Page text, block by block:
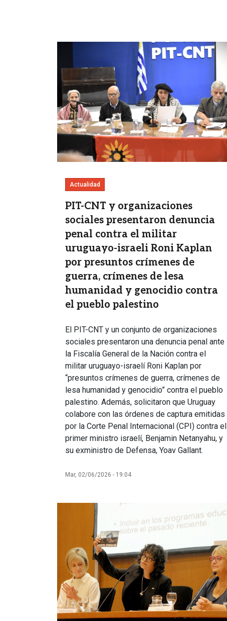
Actualidad
PIT-CNT y organizaciones
sociales presentaron denuncia
penal contra el militar
uruguayo-israeli Roni Kaplan
por presuntos crímenes de
guerra, crímenes de lesa
humanidad y genocidio contra
el pueblo palestino
El PIT-CNT y un conjunto de organizaciones
sociales presentaron una denuncia penal ante
la Fiscalía General de la Nación contra el
militar uruguayo-israelí Roni Kaplan por
“presuntos crímenes de guerra, crímenes de
lesa humanidad y genocidio” contra el pueblo
palestino. Además, solicitaron que Uruguay
colabore con las órdenes de captura emitidas
por la Corte Penal Internacional (CPI) contra el
primer ministro israelí, Benjamin Netanyahu, y
su exministro de Defensa, Yoav Gallant.
Mar, 02/06/2026 - 19:04